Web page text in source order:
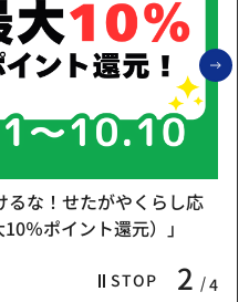
STOP 2 4
るな！せたがやくらし応
％ポイント還元）」